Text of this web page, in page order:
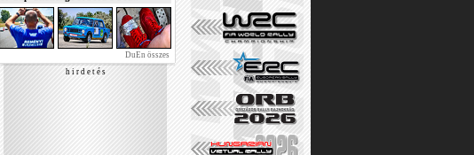
DuEn összes
h i r d e t é s